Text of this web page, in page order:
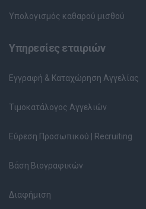
Υπολογισμός καθαρού μισθού
Υπηρεσίες εταιριών
Εγγραφή & Καταχώρηση Αγγελίας
Τιμοκατάλογος Αγγελιών
Εύρεση Προσωπικού | Recruiting
Βάση Βιογραφικών
Διαφήμιση